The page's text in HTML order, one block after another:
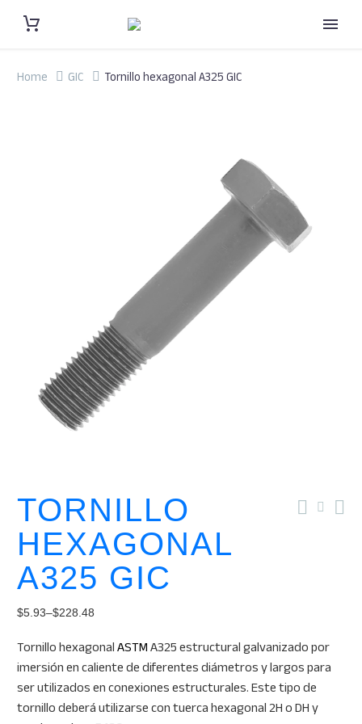
Home GIC Tornillo hexagonal A325 GIC
TORNILLO
HEXAGONAL
A325 GIC
$5.93–$228.48
through
Tornillo hexagonal ASTM A325 estructural galvanizado por
imersión en caliente de diferentes diámetros y largos para
ser utilizados en conexiones estructurales. Este tipo de
tornillo deberá utilizarse con tuerca hexagonal 2H o DH y